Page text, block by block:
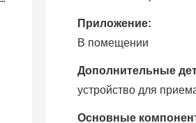
Приложение:
В помещении
Дополнительные
устройство для
Основные